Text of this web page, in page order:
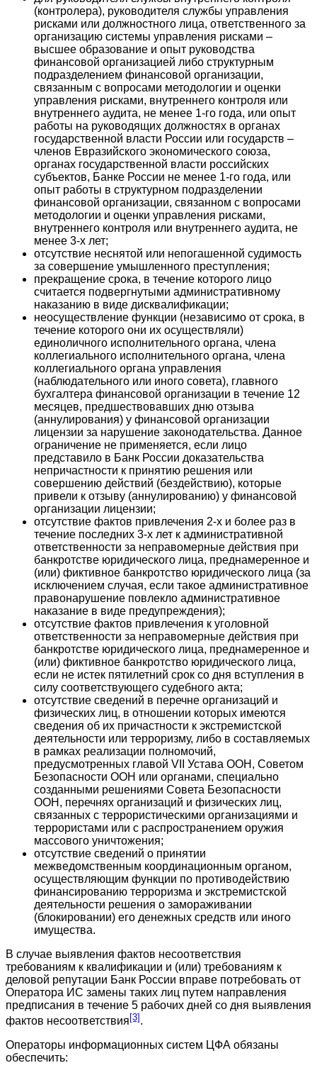
(контролера), руководителя службы управления
рисками или должностного лица, ответственного за
организацию системы управления рисками –
высшее образование и опыт руководства
финансовой организацией либо структурным
подразделением финансовой организации,
связанным с вопросами методологии и оценки
управления рисками, внутреннего контроля или
внутреннего аудита, не менее 1-го года, или опыт
работы на руководящих должностях в органах
государственной власти России или государств –
членов Евразийского экономического союза,
органах государственной власти российских
субъектов, Банке России не менее 1-го года, или
опыт работы в структурном подразделении
финансовой организации, связанном с вопросами
методологии и оценки управления рисками,
внутреннего контроля или внутреннего аудита, не
менее 3-х лет;
отсутствие неснятой или непогашенной судимость
за совершение умышленного преступления;
прекращение срока, в течение которого лицо
считается подвергнутыми административному
наказанию в виде дисквалификации;
неосуществление функции (независимо от срока, в
течение которого они их осуществляли)
единоличного исполнительного органа, члена
коллегиального исполнительного органа, члена
коллегиального органа управления
(наблюдательного или иного совета), главного
бухгалтера финансовой организации в течение 12
месяцев, предшествовавших дню отзыва
(аннулирования) у финансовой организации
лицензии за нарушение законодательства. Данное
ограничение не применяется, если лицо
представило в Банк России доказательства
непричастности к принятию решения или
совершению действий (бездействию), которые
привели к отзыву (аннулированию) у финансовой
организации лицензии;
отсутствие фактов привлечения 2-х и более раз в
течение последних 3-х лет к административной
ответственности за неправомерные действия при
банкротстве юридического лица, преднамеренное и
(или) фиктивное банкротство юридического лица (за
исключением случая, если такое административное
правонарушение повлекло административное
наказание в виде предупреждения);
отсутствие фактов привлечения к уголовной
ответственности за неправомерные действия при
банкротстве юридического лица, преднамеренное и
(или) фиктивное банкротство юридического лица,
если не истек пятилетний срок со дня вступления в
силу соответствующего судебного акта;
отсутствие сведений в перечне организаций и
физических лиц, в отношении которых имеются
сведения об их причастности к экстремистской
деятельности или терроризму, либо в составляемых
в рамках реализации полномочий,
предусмотренных главой VII Устава ООН, Советом
Безопасности ООН или органами, специально
созданными решениями Совета Безопасности
ООН, перечнях организаций и физических лиц,
связанных с террористическими организациями и
террористами или с распространением оружия
массового уничтожения;
отсутствие сведений о принятии
межведомственным координационным органом,
осуществляющим функции по противодействию
финансированию терроризма и экстремистской
деятельности решения о замораживании
(блокировании) его денежных средств или иного
имущества.
В случае выявления фактов несоответствия
требованиям к квалификации и (или) требованиям к
деловой репутации Банк России вправе потребовать от
Оператора ИС замены таких лиц путем направления
предписания в течение 5 рабочих дней со дня выявления
фактов несоответствия [3] .
Операторы информационных систем ЦФА обязаны
обеспечить: